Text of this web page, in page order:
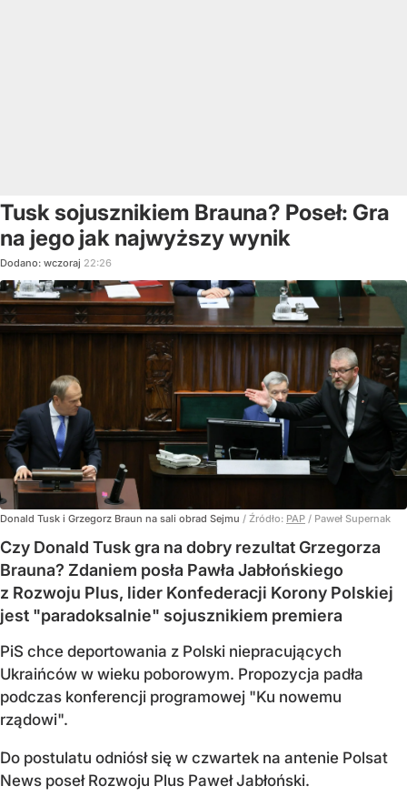
Tusk sojusznikiem Brauna? Poseł: Gra
na jego jak najwyższy wynik
Dodano: wczoraj 22:26
Donald Tusk i Grzegorz Braun na sali obrad Sejmu / Źródło: PAP / Paweł Supernak
Czy Donald Tusk gra na dobry rezultat Grzegorza
Brauna? Zdaniem posła Pawła Jabłońskiego
z Rozwoju Plus, lider Konfederacji Korony Polskiej
jest "paradoksalnie" sojusznikiem premiera
PiS chce deportowania z Polski niepracujących
Ukraińców w wieku poborowym. Propozycja padła
podczas konferencji programowej "Ku nowemu
rządowi".
Do postulatu odniósł się w czwartek na antenie Polsat
News poseł Rozwoju Plus Paweł Jabłoński.